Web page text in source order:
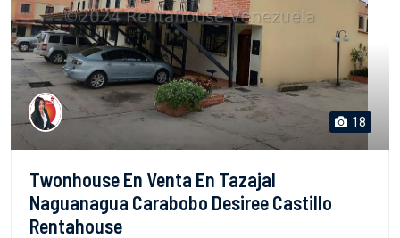
18
Twonhouse En Venta En Tazajal
Naguanagua Carabobo Desiree Castillo
Rentahouse